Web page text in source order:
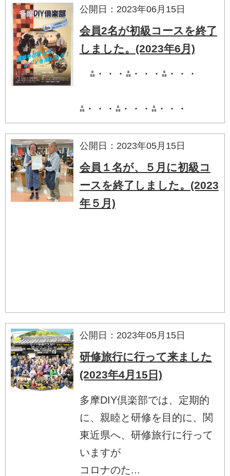
公開日：2023年06月15日
会員2名が初級コースを終了
しました。(2023年6月)
⁂・・・⁂・・・⁂・・・
⁂・・・⁂・・・⁂・・・
公開日：2023年05月15日
会員１名が、５月に初級コ
ースを終了しました。(2023
年５月)
公開日：2023年05月15日
研修旅行に行って来ました
(2023年4月15日)
多摩DIY倶楽部では、定期的
に、親睦と研修を目的に、関
東近県へ、研修旅行に行って
いますが
コロナのた...